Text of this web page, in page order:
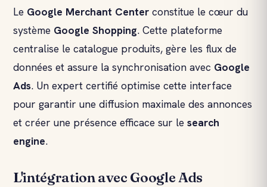
Le Google Merchant Center constitue le cœur du
système Google Shopping. Cette plateforme
centralise le catalogue produits, gère les flux de
données et assure la synchronisation avec Google
Ads. Un expert certifié optimise cette interface
pour garantir une diffusion maximale des annonces
et créer une présence efficace sur le search
engine.
L'intégration avec Google Ads